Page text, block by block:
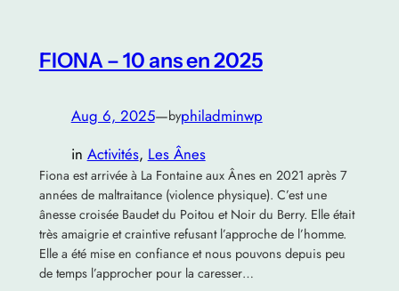
FIONA – 10 ans en 2025
Aug 6, 2025—byphiladminwp
in Activités, Les Ânes
Fiona est arrivée à La Fontaine aux Ânes en 2021 après 7
années de maltraitance (violence physique). C’est une
ânesse croisée Baudet du Poitou et Noir du Berry. Elle était
très amaigrie et craintive refusant l’approche de l’homme.
Elle a été mise en confiance et nous pouvons depuis peu
de temps l’approcher pour la caresser…